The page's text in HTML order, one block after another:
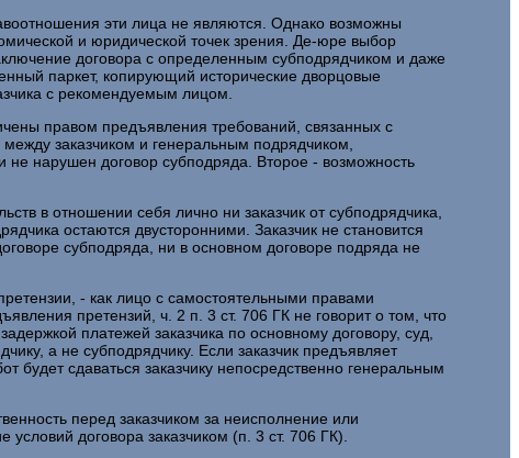
эти лица не являются. Однако возможны
и юридической точек зрения. Де-юре выбор
договора с определенным субподрядчиком и даже
паркет, копирующий исторические дворцовые
с рекомендуемым лицом.
правом предъявления требований, связанных с
заказчиком и генеральным подрядчиком,
не нарушен договор субподряда. Второе - возможность
в отношении себя лично ни заказчик от субподрядчика,
остаются двусторонними. Заказчик не становится
субподряда, ни в основном договоре подряда не
- как лицо с самостоятельными правами
претензий, ч. 2 п. 3 ст. 706 ГК не говорит о том, что
платежей заказчика по основному договору, суд,
а не субподрядчику. Если заказчик предъявляет
будет сдаваться заказчику непосредственно генеральным
перед заказчиком за неисполнение или
договора заказчиком (п. 3 ст. 706 ГК).